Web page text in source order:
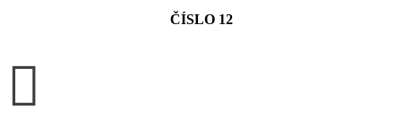
ČÍSLO 12
